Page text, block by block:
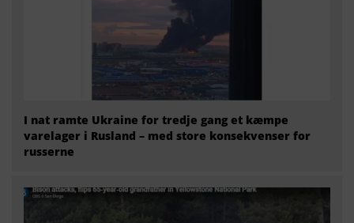
I nat ramte Ukraine for tredje gang et kæmpe
varelager i Rusland – med store konsekvenser for
russerne